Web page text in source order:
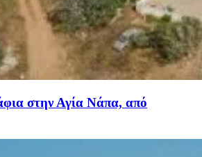
στην Αγία Νάπα, από